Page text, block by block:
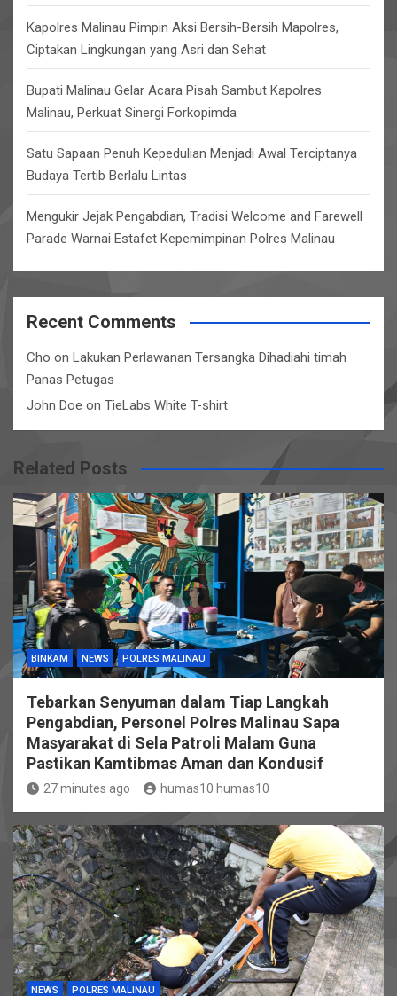
Kapolres Malinau Pimpin Aksi Bersih-Bersih Mapolres,
Ciptakan Lingkungan yang Asri dan Sehat
Bupati Malinau Gelar Acara Pisah Sambut Kapolres
Malinau, Perkuat Sinergi Forkopimda
Satu Sapaan Penuh Kepedulian Menjadi Awal Terciptanya
Budaya Tertib Berlalu Lintas
Mengukir Jejak Pengabdian, Tradisi Welcome and Farewell
Parade Warnai Estafet Kepemimpinan Polres Malinau
Recent Comments
Cho on Lakukan Perlawanan Tersangka Dihadiahi timah
Panas Petugas
John Doe on TieLabs White T-shirt
Related Posts
BINKAM NEWS POLRES MALINAU
Tebarkan Senyuman dalam Tiap Langkah
Pengabdian, Personel Polres Malinau Sapa
Masyarakat di Sela Patroli Malam Guna
Pastikan Kamtibmas Aman dan Kondusif
27 minutes ago humas10 humas10
NEWS POLRES MALINAU